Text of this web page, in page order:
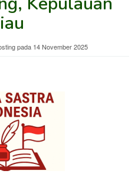
pada 14 November 2025